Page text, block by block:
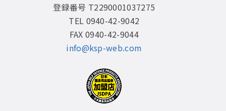
登録番号 T2290001037275
TEL 0940-42-9042
FAX 0940-42-9044
info@ksp-web.com